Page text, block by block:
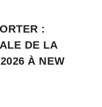
:
DE LA
À NEW